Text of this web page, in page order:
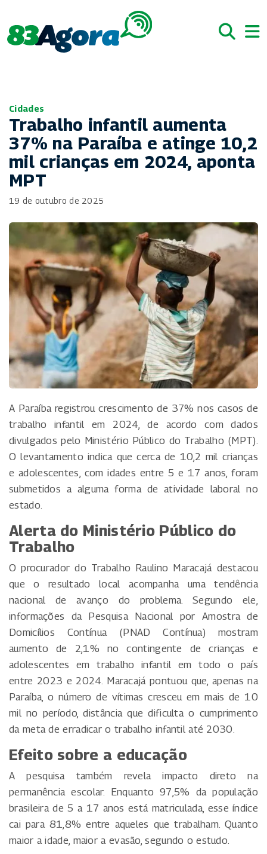
Cidades
Trabalho infantil aumenta
37% na Paraíba e atinge 10,2
mil crianças em 2024, aponta
MPT
19 de outubro de 2025
A Paraíba registrou crescimento de 37% nos casos de
trabalho infantil em 2024, de acordo com dados
divulgados pelo Ministério Público do Trabalho (MPT).
O levantamento indica que cerca de 10,2 mil crianças
e adolescentes, com idades entre 5 e 17 anos, foram
submetidos a alguma forma de atividade laboral no
estado.
Alerta do Ministério Público do
Trabalho
O procurador do Trabalho Raulino Maracajá destacou
que o resultado local acompanha uma tendência
nacional de avanço do problema. Segundo ele,
informações da Pesquisa Nacional por Amostra de
Domicílios Contínua (PNAD Contínua) mostram
aumento de 2,1% no contingente de crianças e
adolescentes em trabalho infantil em todo o país
entre 2023 e 2024. Maracajá pontuou que, apenas na
Paraíba, o número de vítimas cresceu em mais de 10
mil no período, distância que dificulta o cumprimento
da meta de erradicar o trabalho infantil até 2030.
Efeito sobre a educação
A pesquisa também revela impacto direto na
permanência escolar. Enquanto 97,5% da população
brasileira de 5 a 17 anos está matriculada, esse índice
cai para 81,8% entre aqueles que trabalham. Quanto
maior a idade, maior a evasão, segundo o estudo.